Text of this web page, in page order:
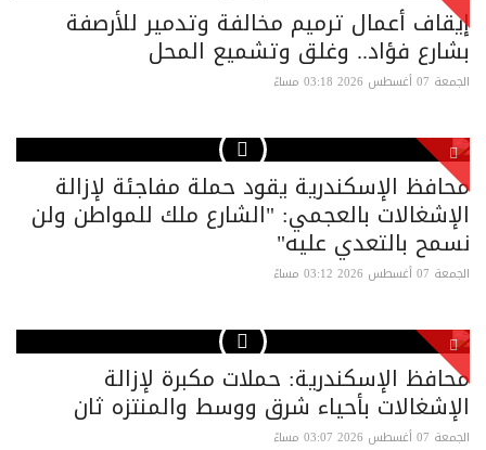
إيقاف أعمال ترميم مخالفة وتدمير للأرصفة
بشارع فؤاد.. وغلق وتشميع المحل
الجمعة 07 أغسطس 2026 03:18 مساءً
محافظ الإسكندرية يقود حملة مفاجئة لإزالة
الإشغالات بالعجمي: "الشارع ملك للمواطن ولن
نسمح بالتعدي عليه"
الجمعة 07 أغسطس 2026 03:12 مساءً
محافظ الإسكندرية: حملات مكبرة لإزالة
الإشغالات بأحياء شرق ووسط والمنتزه ثان
الجمعة 07 أغسطس 2026 03:07 مساءً